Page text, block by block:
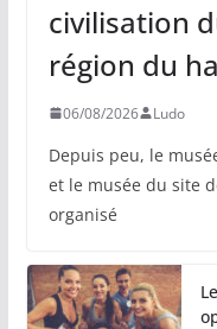
civilisation
région du
06/08/2026 Ludo
Depuis peu, le
et le musée du site
organisé